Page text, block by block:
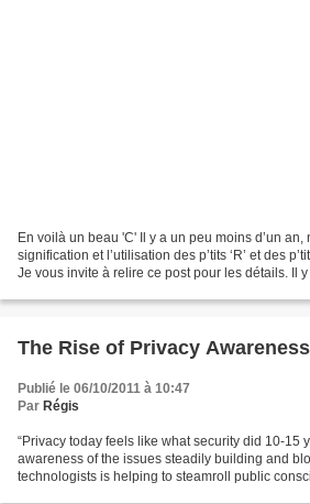
En voilà un beau 'C' Il y a un peu moins d’un
signification et l’utilisation des p’tits ‘R’ et des
Je vous invite à relire ce post pour les détails. Il
The Rise of Privacy Awareness
Publié le 06/10/2011 à 10:47
Par Régis
“Privacy today feels like what security did 10-15
awareness of the issues steadily building and
technologists is helping to steamroll public